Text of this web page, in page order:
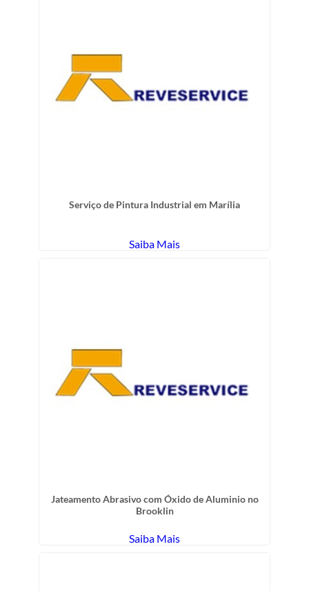
Serviço de Pintura Industrial em Marília
Saiba Mais
Jateamento Abrasivo com Óxido de Aluminio no
Brooklin
Saiba Mais